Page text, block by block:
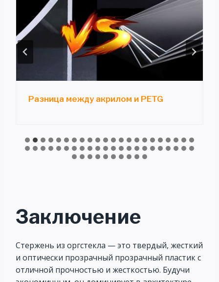
Разница между акрилом и PETG
Заключение
Стержень из оргстекла — это твердый, жесткий
и оптически прозрачный прозрачный пластик с
отличной прочностью и жесткостью. Будучи